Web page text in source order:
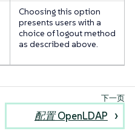
Choosing this option
presents users with a
choice of logout method
as described above.
配置 OpenLDAP